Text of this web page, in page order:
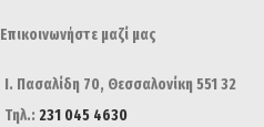
Επικοινωνήστε μαζί μας
Ι. Πασαλίδη 70, Θεσσαλονίκη 551 32
Τηλ.: 231 045 4630